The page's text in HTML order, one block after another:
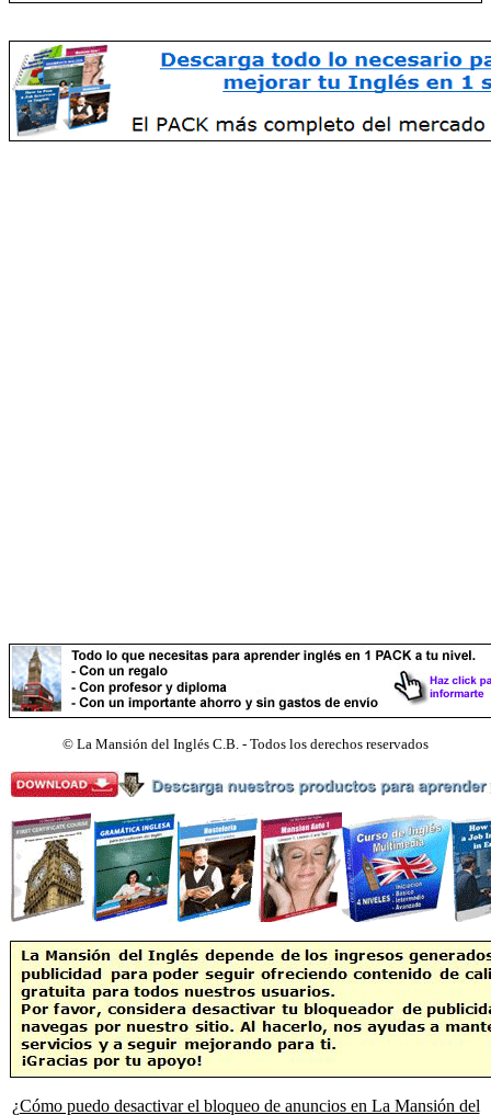
© La Mansión del Inglés C.B. - Todos los derechos reservados
¿Cómo puedo desactivar el bloqueo de anuncios en La Mansión del